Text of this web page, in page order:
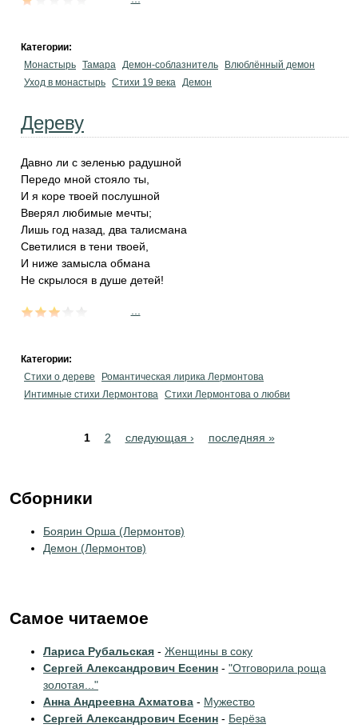
Категории:
Монастырь Тамара Демон-соблазнитель
Влюблённый демон
Уход в монастырь Стихи 19 века Демон
Дереву
Давно ли с зеленью радушной
Передо мной стояло ты,
И я коре твоей послушной
Вверял любимые мечты;
Лишь год назад, два талисмана
Светилися в тени твоей,
И ниже замысла обмана
Не скрылося в душе детей!
Категории:
Стихи о дереве
Романтическая лирика Лермонтова
Интимные стихи Лермонтова Стихи Лермонтова о любви
1 2 следующая › последняя »
Сборники
Боярин Орша (Лермонтов)
Демон (Лермонтов)
Самое читаемое
Лариса Рубальская - Женщины в соку
Сергей Александрович Есенин - "Отговорила роща
золотая..."
Анна Андреевна Ахматова - Мужество
Сергей Александрович Есенин - Берёза